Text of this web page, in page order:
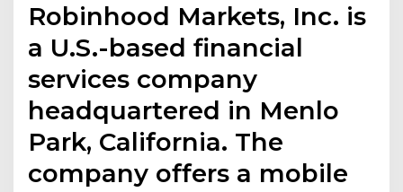
Robinhood Markets, Inc. is
a U.S.-based financial
services company
headquartered in Menlo
Park, California. The
company offers a mobile